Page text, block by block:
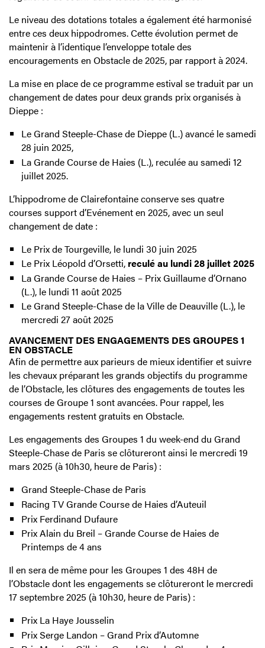
Le niveau des dotations totales a également été harmonisé
entre ces deux hippodromes. Cette évolution permet de
maintenir à l’identique l’enveloppe totale des
encouragements en Obstacle de 2025, par rapport à 2024.
La mise en place de ce programme estival se traduit par un
changement de dates pour deux grands prix organisés à
Dieppe :
Le Grand Steeple-Chase de Dieppe (L.) avancé le samedi
28 juin 2025,
La Grande Course de Haies (L.), reculée au samedi 12
juillet 2025.
L’hippodrome de Clairefontaine conserve ses quatre
courses support d’Evénement en 2025, avec un seul
changement de date :
Le Prix de Tourgeville, le lundi 30 juin 2025
Le Prix Léopold d’Orsetti, reculé au lundi 28 juillet 2025
La Grande Course de Haies – Prix Guillaume d’Ornano
(L.), le lundi 11 août 2025
Le Grand Steeple-Chase de la Ville de Deauville (L.), le
mercredi 27 août 2025
AVANCEMENT DES ENGAGEMENTS DES GROUPES 1
EN OBSTACLE
Afin de permettre aux parieurs de mieux identifier et suivre
les chevaux préparant les grands objectifs du programme
de l’Obstacle, les clôtures des engagements de toutes les
courses de Groupe 1 sont avancées. Pour rappel, les
engagements restent gratuits en Obstacle.
Les engagements des Groupes 1 du week-end du Grand
Steeple-Chase de Paris se clôtureront ainsi le mercredi 19
mars 2025 (à 10h30, heure de Paris) :
Grand Steeple-Chase de Paris
Racing TV Grande Course de Haies d’Auteuil
Prix Ferdinand Dufaure
Prix Alain du Breil – Grande Course de Haies de
Printemps de 4 ans
Il en sera de même pour les Groupes 1 des 48H de
l’Obstacle dont les engagements se clôtureront le mercredi
17 septembre 2025 (à 10h30, heure de Paris) :
Prix La Haye Jousselin
Prix Serge Landon – Grand Prix d’Automne